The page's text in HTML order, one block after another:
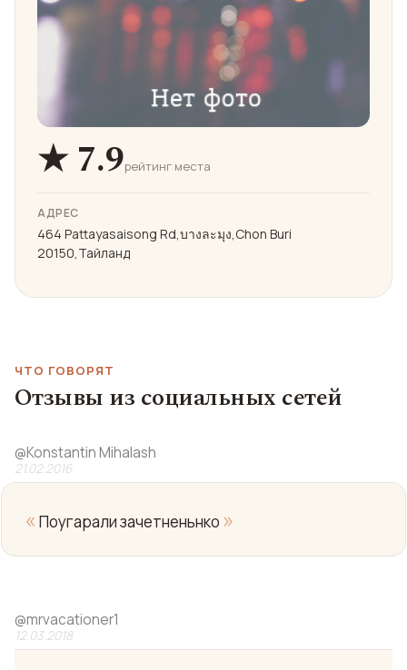
★ 7.9рейтинг места
АДРЕС
464 Pattayasaisong Rd,บางละมุง,Chon Buri
20150,Тайланд
ЧТО ГОВОРЯТ
Отзывы из социальных сетей
@Konstantin Mihalash
21.02.2016
« Поугарали зачетненьнко »
@mrvacationer1
12.03.2018